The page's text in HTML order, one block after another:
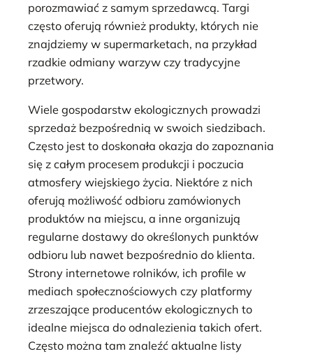
porozmawiać z samym sprzedawcą. Targi
często oferują również produkty, których nie
znajdziemy w supermarketach, na przykład
rzadkie odmiany warzyw czy tradycyjne
przetwory.
Wiele gospodarstw ekologicznych prowadzi
sprzedaż bezpośrednią w swoich siedzibach.
Często jest to doskonała okazja do zapoznania
się z całym procesem produkcji i poczucia
atmosfery wiejskiego życia. Niektóre z nich
oferują możliwość odbioru zamówionych
produktów na miejscu, a inne organizują
regularne dostawy do określonych punktów
odbioru lub nawet bezpośrednio do klienta.
Strony internetowe rolników, ich profile w
mediach społecznościowych czy platformy
zrzeszające producentów ekologicznych to
idealne miejsca do odnalezienia takich ofert.
Często można tam znaleźć aktualne listy